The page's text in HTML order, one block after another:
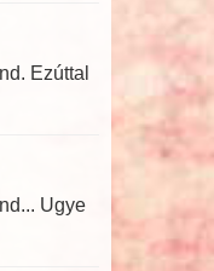
Ezúttal
Ugye